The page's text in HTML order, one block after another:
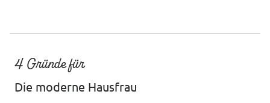
4 Gründe für
Die moderne Hausfrau